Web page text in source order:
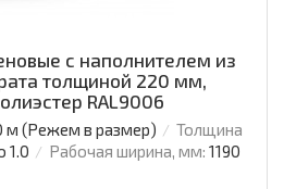
с наполнителем из
толщиной 220 мм,
RAL9006
м (Режем в размер)
Толщина
1.0 Рабочая ширина, мм: 1190